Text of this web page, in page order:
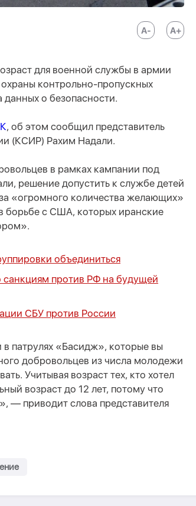
для военной службы в армии
контрольно-пропускных
данных о безопасности.
, об этом сообщил представитель
(КСИР) Рахим Надали.
в рамках кампании под
решение допустить к службе детей
«огромного количества желающих»
с США, которых иранские
объединиться
против РФ на будущей
СБУ против России
патрулях «Басидж», которые вы
добровольцев из числа молодежи
Учитывая возраст тех, кто хотел
возраст до 12 лет, потому что
— приводит слова представителя